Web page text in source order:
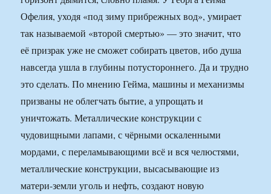
Офелия, уходя «под зиму прибрежных вод», умирает
так называемой «второй смертью» — это значит, что
её призрак уже не сможет собирать цветов, ибо душа
навсегда ушла в глубины потустороннего. Да и трудно
это сделать. По мнению Гейма, машины и механизмы
призваны не облегчать бытие, а упрощать и
уничтожать. Металлические конструкции с
чудовищными лапами, с чёрными оскаленными
мордами, с переламывающими всё и вся челюстями,
металлические конструкции, высасывающие из
матери-земли уголь и нефть, создают новую